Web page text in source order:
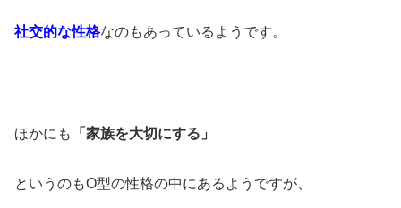
社交的な性格なのもあっているようです。
ほかにも 「家族を大切にする」
というのもO型の性格の中にあるようですが、